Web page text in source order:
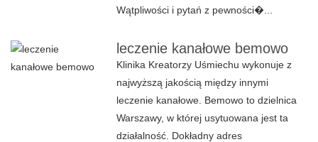
Wątpliwości i pytań z pewności�...
leczenie kanałowe bemowo
Klinika Kreatorzy Uśmiechu wykonuje z
najwyższą jakością między innymi
leczenie kanałowe. Bemowo to dzielnica
Warszawy, w której usytuowana jest ta
działalność. Dokładny adres